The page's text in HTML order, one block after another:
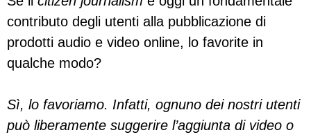
contributo degli utenti alla pubblicazione di
prodotti audio e video online, lo favorite in
qualche modo?
Sì, lo favoriamo. Infatti, ognuno dei nostri utenti
può liberamente suggerire l’aggiunta di video o